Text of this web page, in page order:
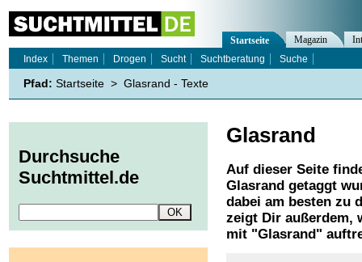
Glasrand
Auf dieser Seite
Glasrand getaggt
dabei am besten zu
zeigt Dir außerdem,
mit "Glasrand "
Startseite Magazin
Index
Themen Drogen Sucht Suchtberatung Suche
Pfad: Startseite > Glasrand - Texte
Durchsuche
Suchtmittel.de